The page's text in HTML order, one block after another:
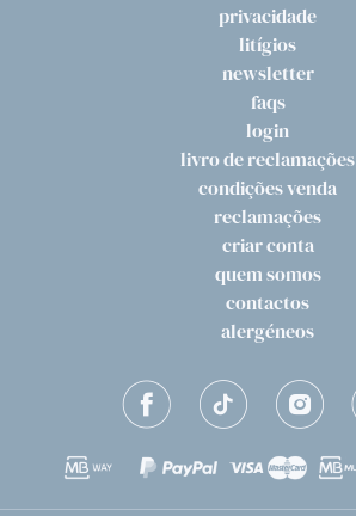
privacidade
litígios
newsletter
faqs
login
livro de reclamações
condições venda
reclamações
criar conta
quem somos
contactos
alergéneos